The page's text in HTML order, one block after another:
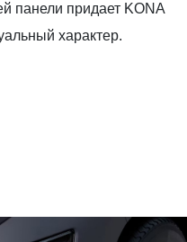
панели придает KONA
характер.